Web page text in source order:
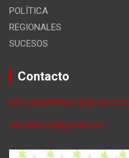
POLÍTICA
REGIONALES
SUCESOS
Contacto
lahoradigitaldiario@gmail.com
diariolahora@gmail,com